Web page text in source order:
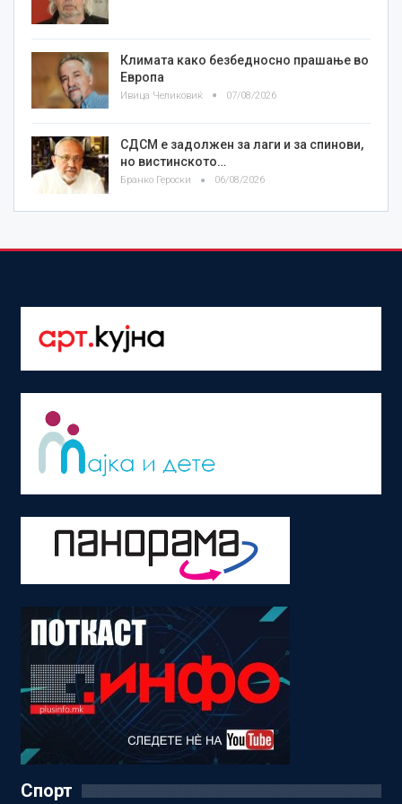
Климата како безбедносно прашање во
Европа
Ивица Челиковиќ 07/08/2026
СДСМ е задолжен за лаги и за спинови,
но вистинското…
Бранко Героски 06/08/2026
Спорт